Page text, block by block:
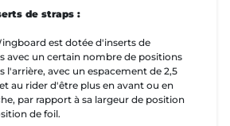
de straps :
est dotée d'inserts de
avec un certain nombre de positions
l'arrière, avec un espacement de 2,5
au rider d'être plus en avant ou en
par rapport à sa largeur de position
de foil.